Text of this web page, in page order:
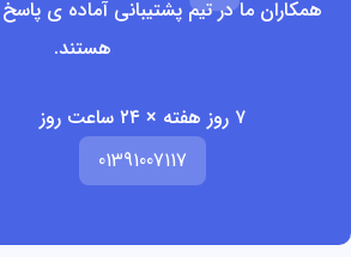
همکاران ما در تیم پشتیبانی آماده ی
هستند.
۷ روز هفته × ۲۴ ساعت روز
01391007117